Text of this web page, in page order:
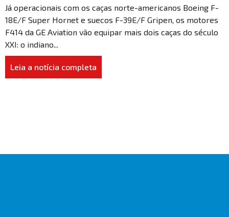
Já operacionais com os caças norte-americanos Boeing F-
18E/F Super Hornet e suecos F-39E/F Gripen, os motores
F414 da GE Aviation vão equipar mais dois caças do século
XXI: o indiano...
Leia a notícia completa